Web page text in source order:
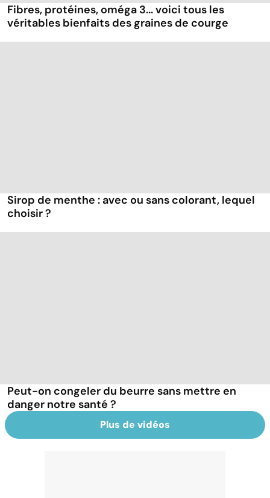
Fibres, protéines, oméga 3... voici tous les
véritables bienfaits des graines de courge
Sirop de menthe : avec ou sans colorant, lequel
choisir ?
Peut-on congeler du beurre sans mettre en
danger notre santé ?
Plus de vidéos